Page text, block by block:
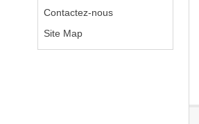
Contactez-nous
Site Map